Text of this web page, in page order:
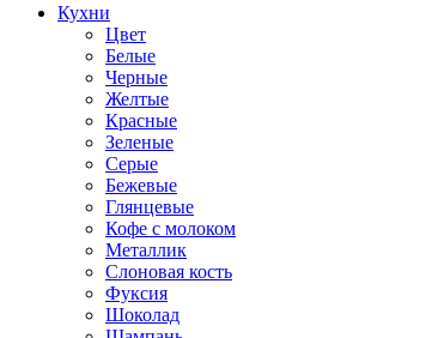
Кухни
Цвет
Белые
Черные
Желтые
Красные
Зеленые
Серые
Бежевые
Глянцевые
Кофе с молоком
Металлик
Слоновая кость
Фуксия
Шоколад